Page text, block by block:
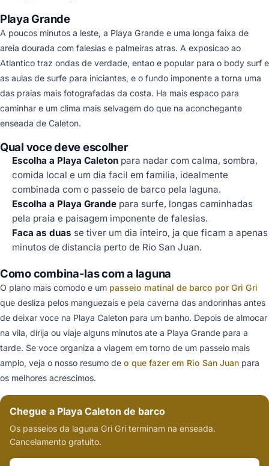
Playa Grande
A poucos minutos a leste, a Playa Grande e uma longa faixa de
areia dourada com falesias e palmeiras atras. A exposicao ao
Atlantico traz ondas de verdade, entao e popular para o body surf e
as aulas de surfe para iniciantes, e o fundo imponente a torna uma
das praias mais fotografadas da costa. Ha mais espaco para
caminhar e um clima mais selvagem do que na aconchegante
enseada de Caleton.
Qual voce deve escolher
Escolha a Playa Caleton para nadar com calma, sombra,
comida local e um dia facil em familia, idealmente
combinada com o passeio de barco pela laguna.
Escolha a Playa Grande para surfe, longas caminhadas
pela praia e paisagem imponente de falesias.
Faca as duas se tiver um dia inteiro, ja que ficam a apenas
minutos de distancia perto de Rio San Juan.
Como combina-las com a laguna
O plano mais comodo e um passeio matinal de barco por Gri Gri
que desliza pelos manguezais e pela caverna das andorinhas antes
de deixar voce na Playa Caleton para um banho. Depois de almocar
na vila, dirija ou viaje alguns minutos ate a Playa Grande para a
tarde. Se voce organiza a viagem em torno de um passeio mais
amplo, veja o nosso resumo de o que fazer em Rio San Juan para
os melhores acrescimos.
Chegue a Playa Caleton de barco
Os passeios da laguna Gri Gri terminam na enseada.
Cancelamento gratuito.